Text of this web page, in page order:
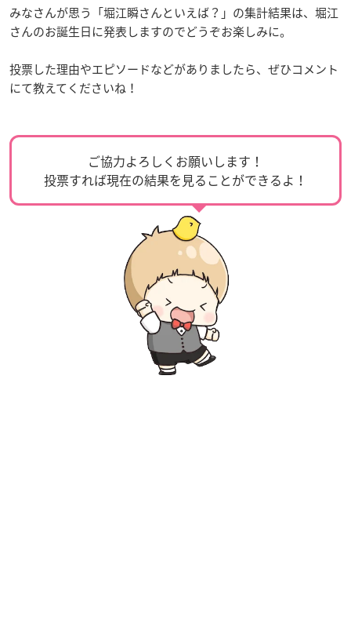
みなさんが思う「堀江瞬さんといえば？」の集計結果は、堀江
さんのお誕生日に発表しますのでどうぞお楽しみに。
投票した理由やエピソードなどがありましたら、ぜひコメント
にて教えてくださいね！
ご協力よろしくお願いします！
投票すれば現在の結果を見ることができるよ！